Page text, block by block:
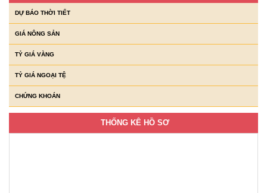
DỰ BÁO THỜI TIẾT
GIÁ NÔNG SẢN
TỶ GIÁ VÀNG
TỶ GIÁ NGOẠI TỆ
CHỨNG KHOÁN
THỐNG KÊ HỒ SƠ